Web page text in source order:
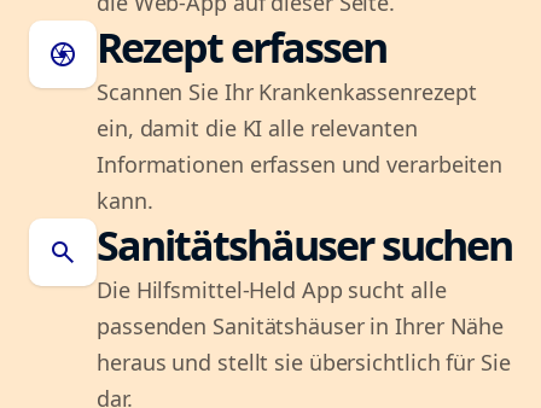
camera Rezept erfassen
Scannen Sie Ihr Krankenkassenrezept
ein, damit die KI alle relevanten
Informationen erfassen und verarbeiten
kann.
search Sanitätshäuser suchen
Die Hilfsmittel-Held App sucht alle
passenden Sanitätshäuser in Ihrer Nähe
heraus und stellt sie übersichtlich für Sie
dar.